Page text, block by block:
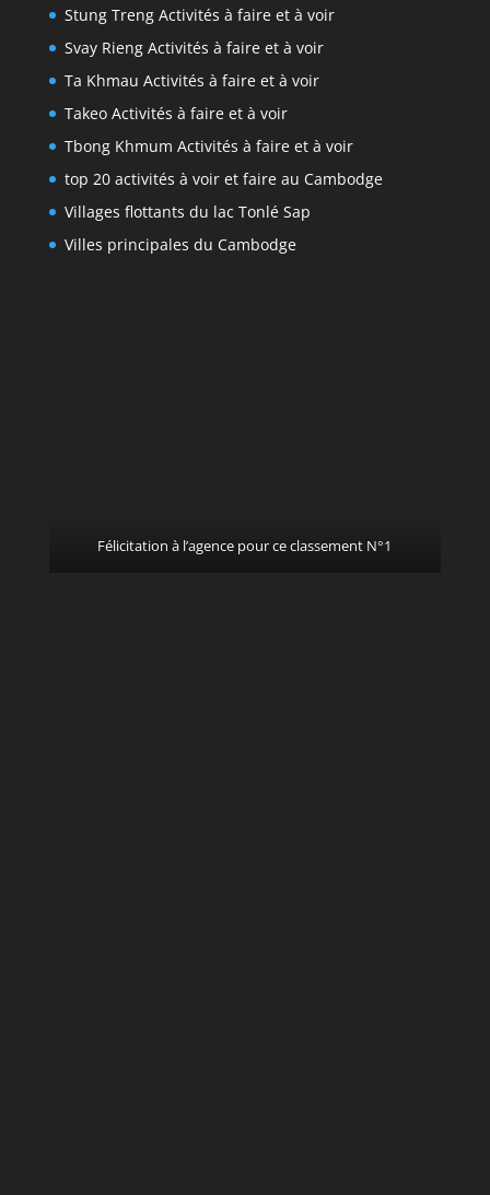
Stung Treng Activités à faire et à voir
Svay Rieng Activités à faire et à voir
Ta Khmau Activités à faire et à voir
Takeo Activités à faire et à voir
Tbong Khmum Activités à faire et à voir
top 20 activités à voir et faire au Cambodge
Villages flottants du lac Tonlé Sap
Villes principales du Cambodge
Félicitation à l’agence pour ce classement N°1